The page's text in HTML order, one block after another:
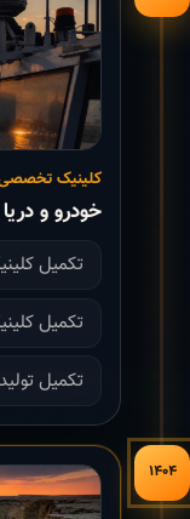
کلینیک
خودرو و دریا
تکمیل
تکمیل
تکمیل
۱۴۰۴